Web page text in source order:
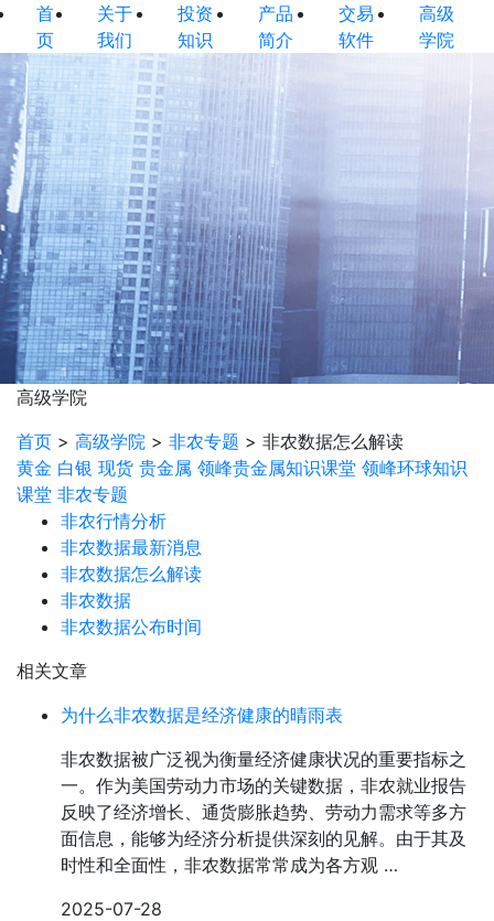
首
页
关于
我们
投资
知识
产品
简介
交易
软件
高级
学院
高级学院
首页 > 高级学院 > 非农专题 > 非农数据怎么解读
黄金 白银 现货 贵金属 领峰贵金属知识课堂 领峰环球知识
课堂 非农专题
非农行情分析
非农数据最新消息
非农数据怎么解读
非农数据
非农数据公布时间
相关文章
为什么非农数据是经济健康的晴雨表
非农数据被广泛视为衡量经济健康状况的重要指标之
一。作为美国劳动力市场的关键数据，非农就业报告
反映了经济增长、通货膨胀趋势、劳动力需求等多方
面信息，能够为经济分析提供深刻的见解。由于其及
时性和全面性，非农数据常常成为各方观 …
2025-07-28